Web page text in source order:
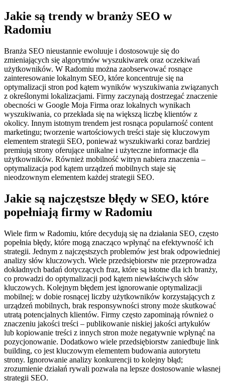
Jakie są trendy w branży SEO w
Radomiu
Branża SEO nieustannie ewoluuje i dostosowuje się do
zmieniających się algorytmów wyszukiwarek oraz oczekiwań
użytkowników. W Radomiu można zaobserwować rosnące
zainteresowanie lokalnym SEO, które koncentruje się na
optymalizacji stron pod kątem wyników wyszukiwania związanych
z określonymi lokalizacjami. Firmy zaczynają dostrzegać znaczenie
obecności w Google Moja Firma oraz lokalnych wynikach
wyszukiwania, co przekłada się na większą liczbę klientów z
okolicy. Innym istotnym trendem jest rosnąca popularność content
marketingu; tworzenie wartościowych treści staje się kluczowym
elementem strategii SEO, ponieważ wyszukiwarki coraz bardziej
premiują strony oferujące unikalne i użyteczne informacje dla
użytkowników. Również mobilność witryn nabiera znaczenia –
optymalizacja pod kątem urządzeń mobilnych staje się
nieodzownym elementem każdej strategii SEO.
Jakie są najczęstsze błędy w SEO, które
popełniają firmy w Radomiu
Wiele firm w Radomiu, które decydują się na działania SEO, często
popełnia błędy, które mogą znacząco wpłynąć na efektywność ich
strategii. Jednym z najczęstszych problemów jest brak odpowiedniej
analizy słów kluczowych. Wiele przedsiębiorstw nie przeprowadza
dokładnych badań dotyczących fraz, które są istotne dla ich branży,
co prowadzi do optymalizacji pod kątem niewłaściwych słów
kluczowych. Kolejnym błędem jest ignorowanie optymalizacji
mobilnej; w dobie rosnącej liczby użytkowników korzystających z
urządzeń mobilnych, brak responsywności strony może skutkować
utratą potencjalnych klientów. Firmy często zapominają również o
znaczeniu jakości treści – publikowanie niskiej jakości artykułów
lub kopiowanie treści z innych stron może negatywnie wpłynąć na
pozycjonowanie. Dodatkowo wiele przedsiębiorstw zaniedbuje link
building, co jest kluczowym elementem budowania autorytetu
strony. Ignorowanie analizy konkurencji to kolejny błąd;
zrozumienie działań rywali pozwala na lepsze dostosowanie własnej
strategii SEO.